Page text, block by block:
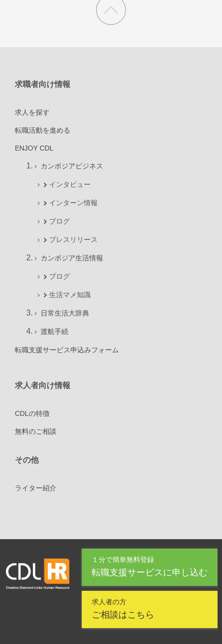
求職者向け情報
求人を探す
転職活動を進める
ENJOY CDL
カンボジアビジネス
インタビュー
インターン情報
ブログ
プレスリリース
カンボジア生活情報
ブログ
生活マメ知識
日常生活大辞典
渡航手続
転職支援サービス申込みフォーム
求人者向け情報
CDLの特徴
無料のご相談
その他
ライター紹介
１分で簡単無料登録
転職支援サービスに申し込む
求人者の方
ご相談はこちら